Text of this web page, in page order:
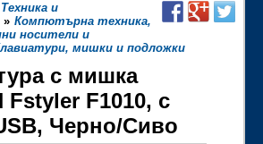
Техника и
» Компютърна техника,
носители и
мишки и подложки
с мишка
Fstyler F1010, с
Черно/Сиво